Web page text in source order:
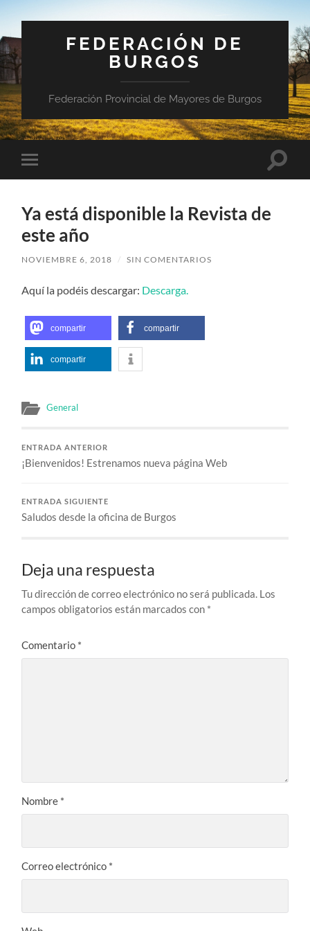
FEDERACIÓN DE
BURGOS
Federación Provincial de Mayores de Burgos
Alternar
el
Ya está disponible la Revista de
este año
NOVIEMBRE 6, 2018 / SIN COMENTARIOS
Aquí la podéis descargar: Descarga.
compartir compartir
compartir
General
ENTRADA ANTERIOR
¡Bienvenidos! Estrenamos nueva página Web
ENTRADA SIGUIENTE
Saludos desde la oficina de Burgos
Deja una respuesta
Tu dirección de correo electrónico no será publicada. Los
campos obligatorios están marcados con *
Comentario *
Nombre *
Correo electrónico *